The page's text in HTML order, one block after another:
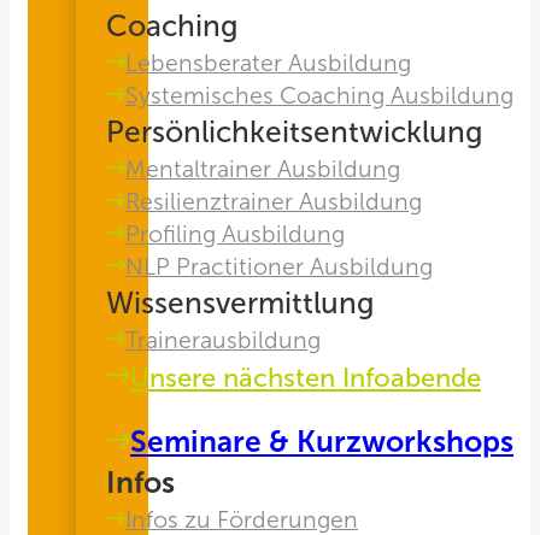
Coaching
Lebensberater Ausbildung
Systemisches Coaching Ausbildung
Persönlichkeitsentwicklung
Mentaltrainer Ausbildung
Resilienztrainer Ausbildung
Profiling Ausbildung
NLP Practitioner Ausbildung
Wissensvermittlung
Trainerausbildung
Unsere nächsten Infoabende
Seminare & Kurzworkshops
Infos
Infos zu Förderungen